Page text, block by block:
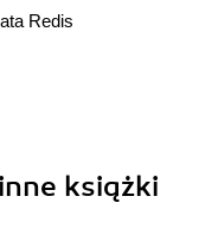
Redis
książki